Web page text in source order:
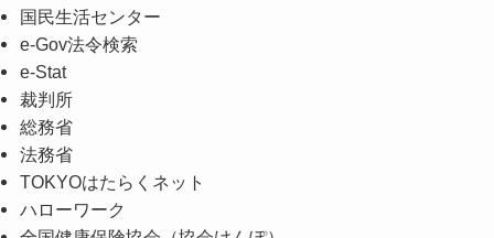
国民生活センター
e-Gov法令検索
e-Stat
裁判所
総務省
法務省
TOKYOはたらくネット
ハローワーク